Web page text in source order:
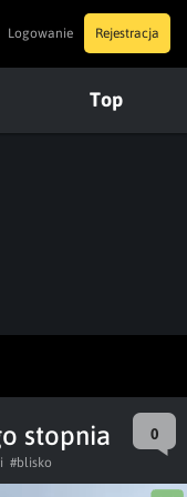
Logowanie Rejestracja
Top
stopnia 0
#blisko